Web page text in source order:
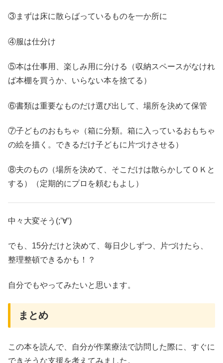
③まずは床に散らばっているものを一か所に
④服は仕分け
⑤本は仕事用、楽しみ用に分ける（収納スペースがなけれ
ば本棚を買うか、いらない本を捨てる）
⑥書類は重要なものだけ選び出して、場所を決めて保管
⑦子どものおもちゃ（箱に分類。箱に入っているおもちゃ
の絵を描く。できるだけ子どもに片づけさせる）
⑧夫のもの（場所を決めて、そこだけは散らかしてＯＫと
する）（定期的にプロを頼むもよし）
中々大変そう(;’∀’)
でも、15分だけと決めて、毎日少しずつ、片づけたら、
整理整頓できるかも！？
自分でもやってみたいと思います。
まとめ
この本を読んで、自分が作業療法で訪問した際に、すぐに
できそうな支援を考えてみました。